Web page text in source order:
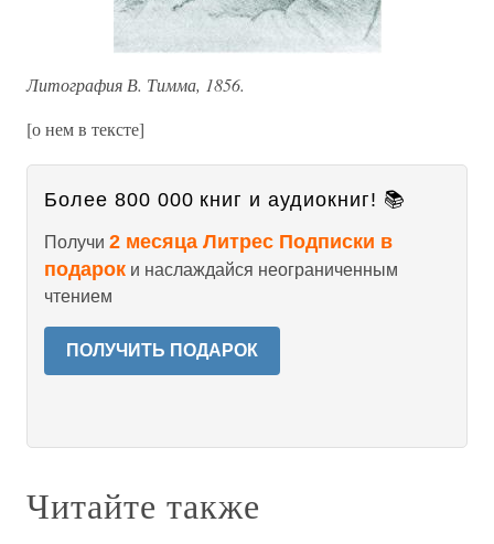
Литография В. Тимма, 1856.
[о нем в тексте]
Более 800 000 книг и аудиокниг! 📚
Получи 2 месяца Литрес Подписки в
подарок и наслаждайся неограниченным
чтением
ПОЛУЧИТЬ ПОДАРОК
Читайте также